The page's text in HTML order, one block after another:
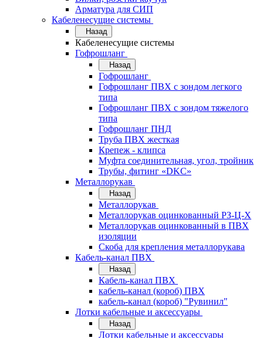
Арматура для СИП
Кабеленесущие системы
Назад
Кабеленесущие системы
Гофрошланг
Назад
Гофрошланг
Гофрошланг ПВХ с зондом легкого
типа
Гофрошланг ПВХ с зондом тяжелого
типа
Гофрошланг ПНД
Труба ПВХ жесткая
Крепеж - клипса
Муфта соединительная, угол, тройник
Трубы, фитинг «DKC»
Металлорукав
Назад
Металлорукав
Металлорукав оцинкованный РЗ-Ц-Х
Металлорукав оцинкованный в ПВХ
изоляции
Скоба для крепления металлорукава
Кабель-канал ПВХ
Назад
Кабель-канал ПВХ
кабель-канал (короб) ПВХ
кабель-канал (короб) "Рувинил"
Лотки кабельные и аксессуары
Назад
Лотки кабельные и аксессуары